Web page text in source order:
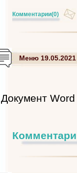
Комментарии(0)
Меню 19.05.2021
Документ Word